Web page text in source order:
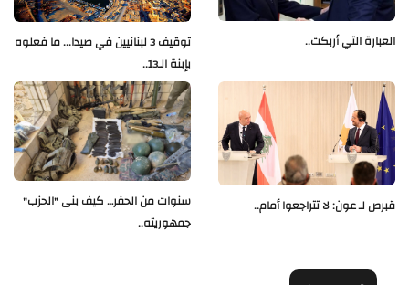
توقيف 3 لبنانيين في صيدا... ما فعلوه
بإبنة الـ13..
العبارة التي أربكت..
سنوات من الحفر… كيف بنى "الحزب"
جمهوريته..
قبرص لـ عون: لا تتراجعوا أمام..